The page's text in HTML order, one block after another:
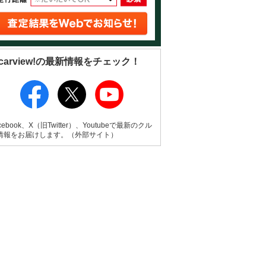
の最新情報をチェック！
、X（旧Twitter）、Youtubeで最新のクル
報をお届けします。（外部サイト）